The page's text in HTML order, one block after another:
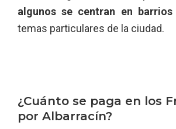
algunos se centran en barrios
temas particulares de la ciudad.
¿Cuánto se paga en los
por Albarracín?